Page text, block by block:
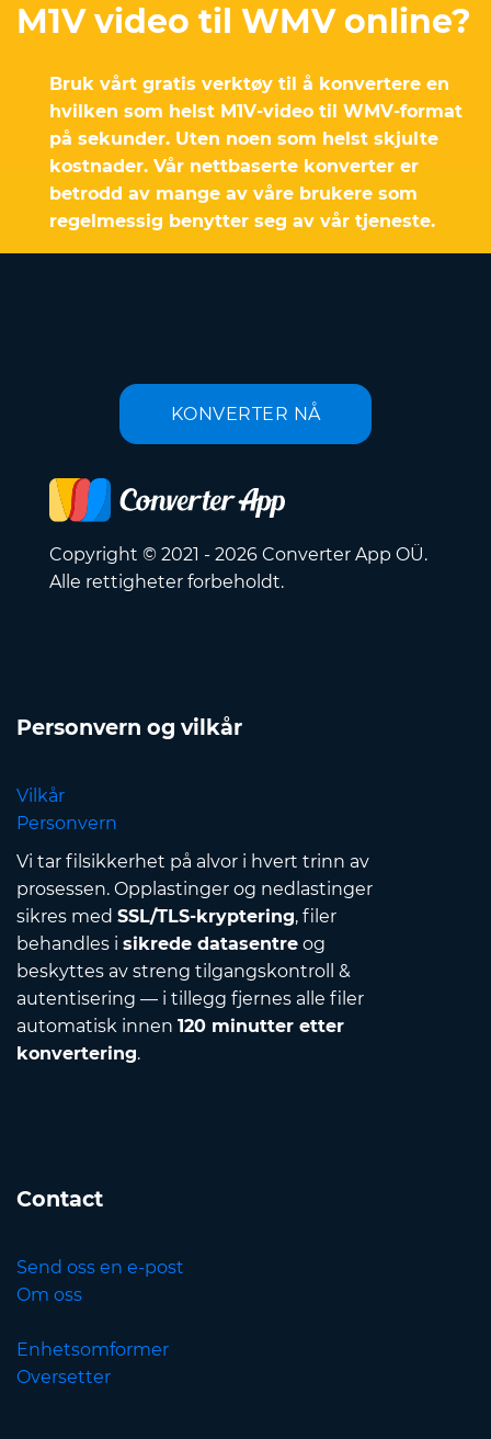
M1V video til WMV online?
Bruk vårt gratis verktøy til å konvertere en
hvilken som helst M1V-video til WMV-format
på sekunder. Uten noen som helst skjulte
kostnader. Vår nettbaserte konverter er
betrodd av mange av våre brukere som
regelmessig benytter seg av vår tjeneste.
KONVERTER NÅ
Copyright © 2021 - 2026 Converter App OÜ.
Alle rettigheter forbeholdt.
Personvern og vilkår
Vilkår
Personvern
Vi tar filsikkerhet på alvor i hvert trinn av
prosessen. Opplastinger og nedlastinger
sikres med SSL/TLS-kryptering, filer
behandles i sikrede datasentre og
beskyttes av streng tilgangskontroll &
autentisering — i tillegg fjernes alle filer
automatisk innen 120 minutter etter
konvertering.
Contact
Send oss en e-post
Om oss
Enhetsomformer
Oversetter